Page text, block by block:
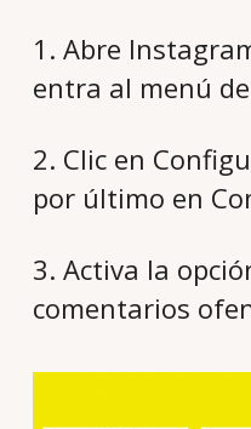
1. Abre
entra al menú
2. Clic en
por último en
3. Activa la
comentarios